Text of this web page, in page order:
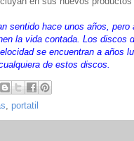
sentido hace unos años, pero
la vida contada. Los discos
se encuentran a años
de estos discos.
, portatil